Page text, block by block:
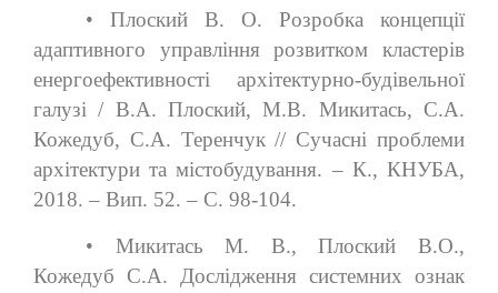
• Плоский В. О. Розробка концепції
адаптивного управління розвитком кластерів
енергоефективності архітектурно-будівельної
галузі / В.А. Плоский, М.В. Микитась, С.А.
Кожедуб, С.А. Теренчук // Сучасні проблеми
архітектури та містобудування. – К., КНУБА,
2018. – Вип. 52. – С. 98-104.
• Микитась М. В., Плоский В.О.,
Кожедуб С.А. Дослідження системних ознак